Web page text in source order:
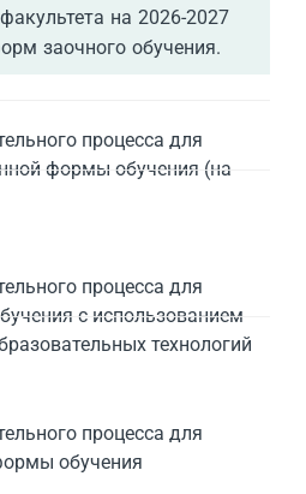
на 2026-2027
заочного обучения.
процесса для
формы обучения (на
процесса для
с использованием
технологий
процесса для
обучения